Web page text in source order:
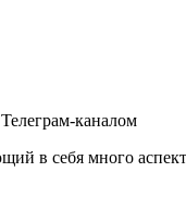
каналом
в себя много